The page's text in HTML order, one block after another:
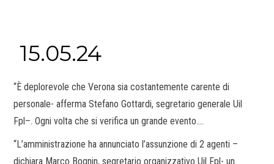
15.05.24
“È deplorevole che Verona sia costantemente carente di
personale- afferma Stefano Gottardi, segretario generale Uil
Fpl–. Ogni volta che si verifica un grande evento….
“L’amministrazione ha annunciato l’assunzione di 2 agenti –
dichiara Marco Bognin, segretario organizzativo Uil Fpl- un